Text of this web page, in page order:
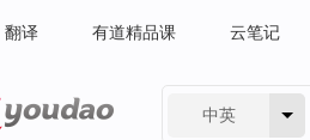
翻译 有道精品课 云笔记
中英